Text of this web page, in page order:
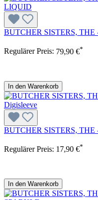
BUTCHER SISTERS, THE
Regulärer Preis: 79,90 €*
In den Warenkorb
BUTCHER SISTERS, THE
Regulärer Preis: 17,90 €*
In den Warenkorb